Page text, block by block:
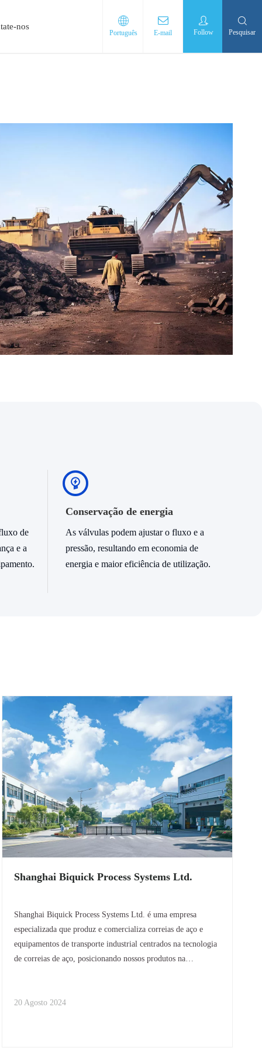
nos
Português E-mail Follow Pesquisar
de
e a
Conservação de energia
As válvulas podem ajustar o fluxo e a
pressão, resultando em economia de
energia e maior eficiência de utilização.
Shanghai Biquick Process Systems Ltd.
Shanghai Biquick Process Systems Ltd. é uma empresa
especializada que produz e comercializa correias de aço e
equipamentos de transporte industrial centrados na tecnologia
de correias de aço, posicionando nossos produtos na
20 Agosto 2024